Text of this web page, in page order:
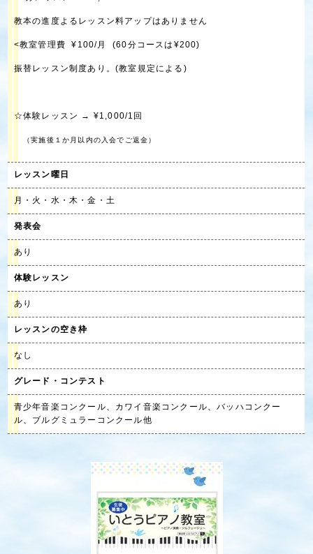
教本の進度よるレッスン料アップはありません
<教室管理費 ¥100/月 (60分コースは¥200)
振替レッスン制度あり。(教室規定による)
☆体験レッスン → ¥1,000/1回
（実施後１か月以内の入会でご返金）
レッスン曜日
月・火・水・木・金・土
発表会
あり
体験レッスン
あり
レッスンの空き枠
なし
グレード・コンテスト
青少年音楽コンクール、カワイ音楽コンクール、バッハコンクー
ル、ブルグミュラーコンクール他